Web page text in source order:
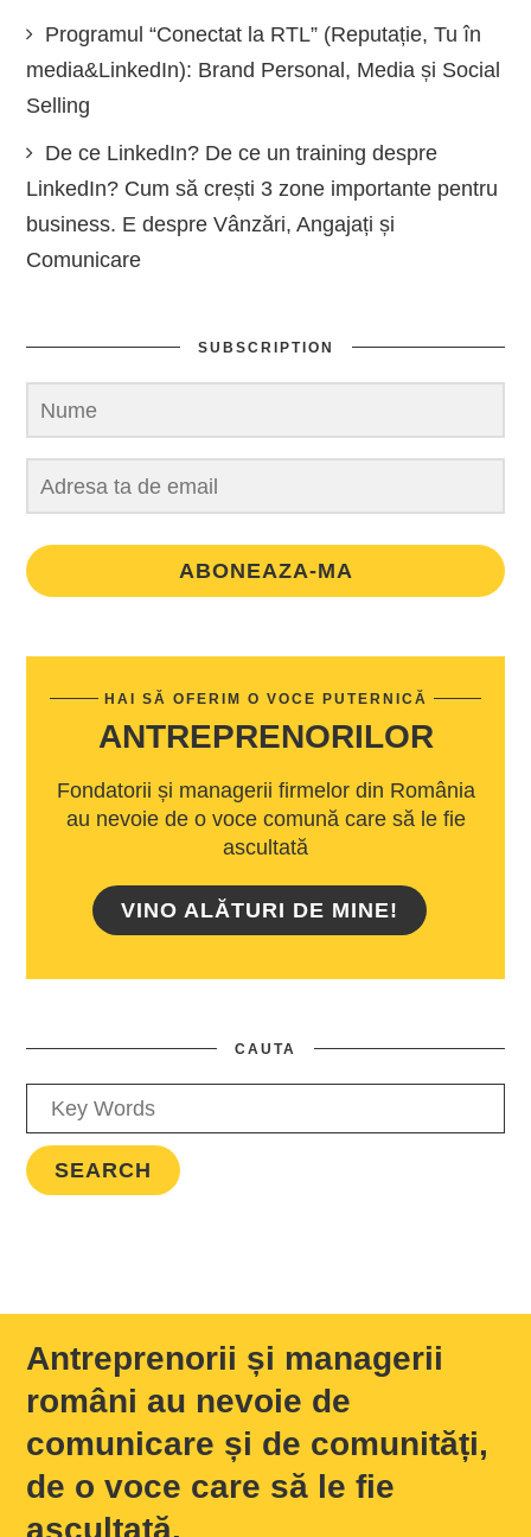
Programul “Conectat la RTL” (Reputație, Tu în
media&LinkedIn): Brand Personal, Media și Social
Selling
De ce LinkedIn? De ce un training despre
LinkedIn? Cum să crești 3 zone importante pentru
business. E despre Vânzări, Angajați și
Comunicare
SUBSCRIPTION
ABONEAZA-MA
HAI SĂ OFERIM O VOCE PUTERNICĂ
ANTREPRENORILOR
Fondatorii și managerii firmelor din România
au nevoie de o voce comună care să le fie
ascultată
VINO ALĂTURI DE MINE!
CAUTA
Antreprenorii și managerii
români au nevoie de
comunicare și de comunități,
de o voce care să le fie
ascultată.